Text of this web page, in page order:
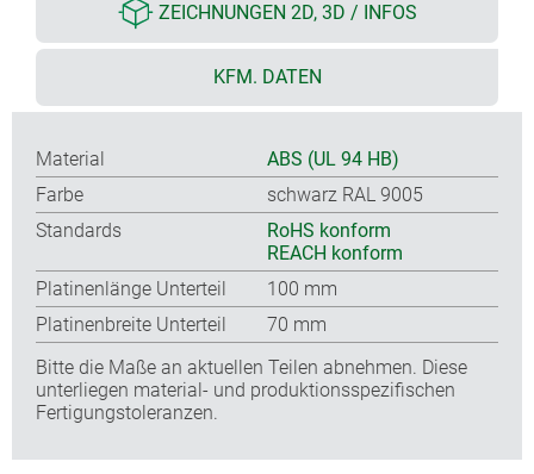
ZEICHNUNGEN 2D, 3D / INFOS
KFM. DATEN
Material
ABS (UL 94 HB)
Farbe
schwarz RAL 9005
Standards
RoHS konform
REACH konform
Platinenlänge Unterteil
100 mm
Platinenbreite Unterteil
70 mm
Bitte die Maße an aktuellen Teilen abnehmen. Diese
unterliegen material- und produktionsspezifischen
Fertigungstoleranzen.